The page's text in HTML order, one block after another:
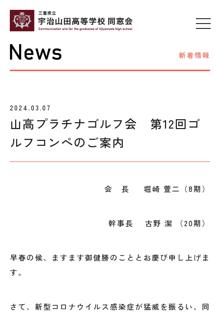
新着情報
2024.03.07
山高プラチナゴルフ会 第12回ゴ
ルフコンペのご案内
会 長 堀崎 萱二（8期）
幹事長 古野 潔 （20期）
早春の候、ますます御健勝のこととお慶び申し上げま
す。
さて、新型コロナウイルス感染症が猛威を振るい、同